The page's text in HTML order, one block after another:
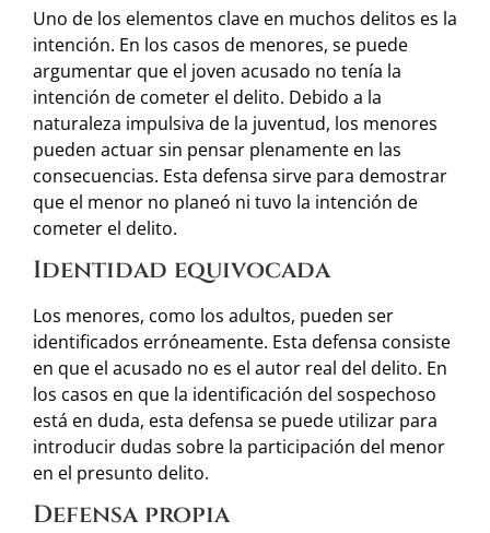
Uno de los elementos clave en muchos delitos es la
intención. En los casos de menores, se puede
argumentar que el joven acusado no tenía la
intención de cometer el delito. Debido a la
naturaleza impulsiva de la juventud, los menores
pueden actuar sin pensar plenamente en las
consecuencias. Esta defensa sirve para demostrar
que el menor no planeó ni tuvo la intención de
cometer el delito.
Identidad equivocada
Los menores, como los adultos, pueden ser
identificados erróneamente. Esta defensa consiste
en que el acusado no es el autor real del delito. En
los casos en que la identificación del sospechoso
está en duda, esta defensa se puede utilizar para
introducir dudas sobre la participación del menor
en el presunto delito.
Defensa propia